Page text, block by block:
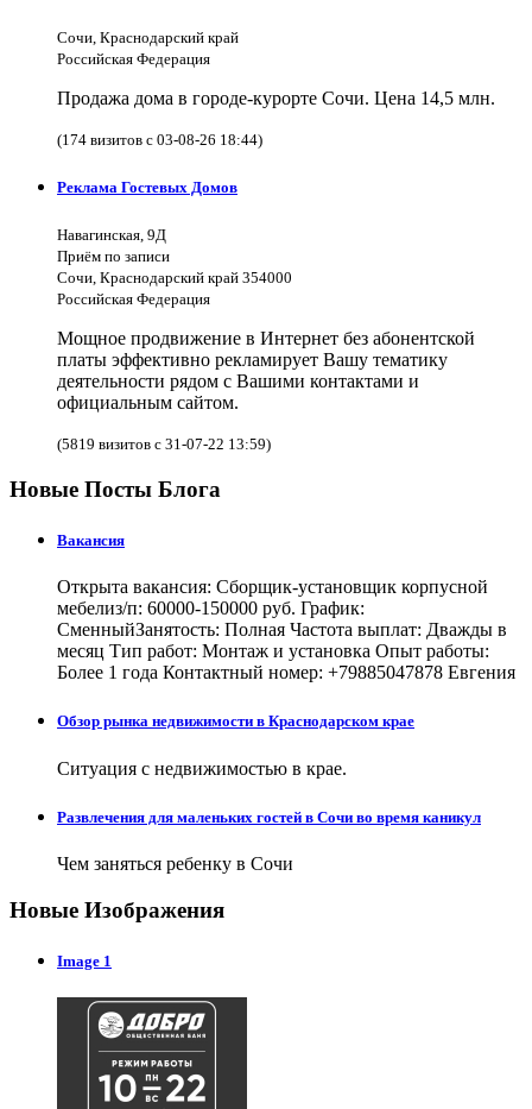
Сочи, Краснодарский край
Российская Федерация
Продажа дома в городе-курорте Сочи. Цена 14,5 млн.
(174 визитов с 03-08-26 18:44)
Реклама Гостевых Домов
Навагинская, 9Д
Приём по записи
Сочи, Краснодарский край 354000
Российская Федерация
Мощное продвижение в Интернет без абонентской
платы эффективно рекламирует Вашу тематику
деятельности рядом с Вашими контактами и
официальным сайтом.
(5819 визитов с 31-07-22 13:59)
Новые Посты Блога
Вакансия
Открыта вакансия: Сборщик-установщик корпусной
мебелиз/п: 60000-150000 руб. График:
СменныйЗанятость: Полная Частота выплат: Дважды в
месяц Тип работ: Монтаж и установка Опыт работы:
Более 1 года Контактный номер: +79885047878 Евгения
Обзор рынка недвижимости в Краснодарском крае
Ситуация с недвижимостью в крае.
Развлечения для маленьких гостей в Сочи во время каникул
Чем заняться ребенку в Сочи
Новые Изображения
Image 1